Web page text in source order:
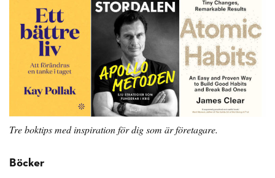
Tre boktips med inspiration för dig som är företagare.
Böcker